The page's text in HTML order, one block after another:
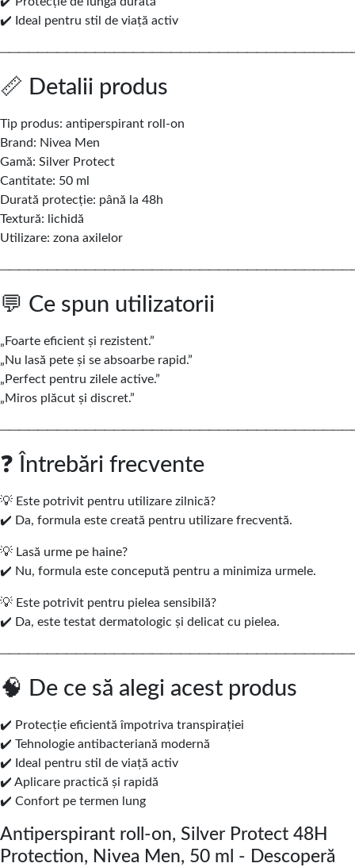
✔️ Ideal pentru stil de viață activ
📏 Detalii produs
Tip produs: antiperspirant roll-on
Brand: Nivea Men
Gamă: Silver Protect
Cantitate: 50 ml
Durată protecție: până la 48h
Textură: lichidă
Utilizare: zona axilelor
💬 Ce spun utilizatorii
„Foarte eficient și rezistent.”
„Nu lasă pete și se absoarbe rapid.”
„Perfect pentru zilele active.”
„Miros plăcut și discret.”
❓ Întrebări frecvente
💡 Este potrivit pentru utilizare zilnică?
✔️ Da, formula este creată pentru utilizare frecventă.
💡 Lasă urme pe haine?
✔️ Nu, formula este concepută pentru a minimiza urmele.
💡 Este potrivit pentru pielea sensibilă?
✔️ Da, este testat dermatologic și delicat cu pielea.
🧠 De ce să alegi acest produs
✔️ Protecție eficientă împotriva transpirației
✔️ Tehnologie antibacteriană modernă
✔️ Ideal pentru stil de viață activ
✔️ Aplicare practică și rapidă
✔️ Confort pe termen lung
Antiperspirant roll-on, Silver Protect 48H
Protection, Nivea Men, 50 ml - Descoperă